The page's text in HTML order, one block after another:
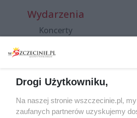
Wydarzenia
Koncerty
Spacery i oprowadzania
targi
Wernisaże
Więcej
Drogi Użytkowniku,
Na naszej stronie wszczecinie.pl,
zaufanych partnerów uzyskujemy